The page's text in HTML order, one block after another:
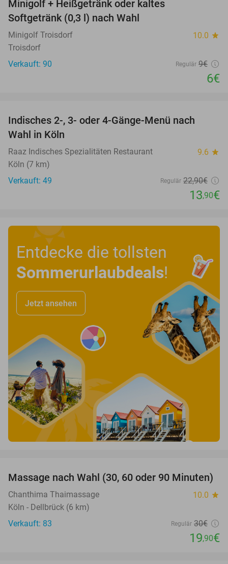
Minigolf + Heißgetränk oder kaltes
Softgetränk (0,3 l) nach Wahl
Minigolf Troisdorf 10.0 star
Troisdorf
Verkauft: 90
Regulär 9€
6€
Indisches 2-, 3- oder 4-Gänge-Menü nach
Wahl in Köln
Raaz Indisches Spezialitäten Restaurant 9.6 star
Köln (7 km)
Verkauft: 49
Regulär 22,90€
13,90€
Entdecke die tollsten
Sommerurlaubdeals!
Jetzt ansehen
34%
Massage nach Wahl (30, 60 oder 90 Minuten)
Chanthima Thaimassage 10.0 star
Köln - Dellbrück (6 km)
Verkauft: 83
Regulär 30€
19,90€